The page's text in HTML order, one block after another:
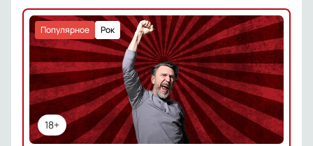
18+
Рок
Популярное